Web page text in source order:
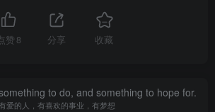
赞 8 分享 收藏
to do, and something to hope for.
爱的人，有喜欢的事业，有梦想